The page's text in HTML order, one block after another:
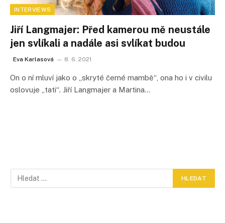
INTERVIEWS
Jiří Langmajer: Před kamerou mě neustále
jen svlíkali a nadále asi svlíkat budou
Eva Karlasová 8. 6. 2021
On o ní mluví jako o „skryté černé mambě“, ona ho i v civilu
oslovuje „tati“. Jiří Langmajer a Martina…